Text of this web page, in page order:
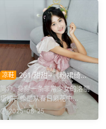
凉鞋
261/甜甜~《粉裙绮
梦》层层叠叠裙裾间，藏着少
女的甜软童话。
简介: 身穿一条非常少女的洛丽
塔裙，像是从春日繁花中...
2025-08-25